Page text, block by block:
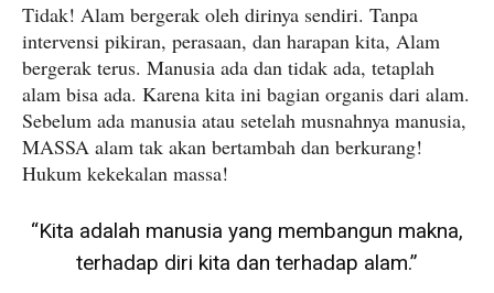
Tidak! Alam bergerak oleh dirinya sendiri. Tanpa
intervensi pikiran, perasaan, dan harapan kita, Alam
bergerak terus. Manusia ada dan tidak ada, tetaplah
alam bisa ada. Karena kita ini bagian organis dari alam.
Sebelum ada manusia atau setelah musnahnya manusia,
MASSA alam tak akan bertambah dan berkurang!
Hukum kekekalan massa!
“Kita adalah manusia yang membangun makna,
terhadap diri kita dan terhadap alam.”